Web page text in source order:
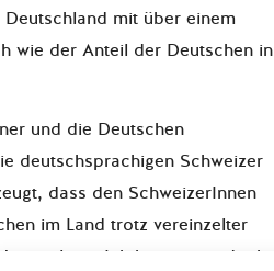
mit über einem
wie der Anteil der Deutschen in
und die Deutschen
deutschsprachigen Schweizer
dass den SchweizerInnen
im Land trotz vereinzelter
liegt. Ich kann mir jedoch